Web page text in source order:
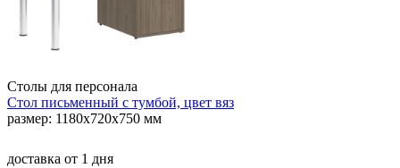
Столы для персонала
Стол письменный с тумбой, цвет вяз
размер: 1180х720х750 мм
доставка от 1 дня